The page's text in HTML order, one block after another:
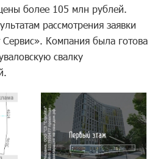
более 105 млн рублей.
рассмотрения заявки
Компания была готова
свалку